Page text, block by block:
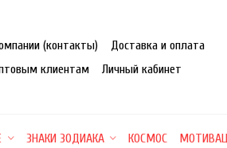
(контакты)
Доставка и оплата
клиентам Личный кабинет
ЗНАКИ ЗОДИАКА КОСМОС